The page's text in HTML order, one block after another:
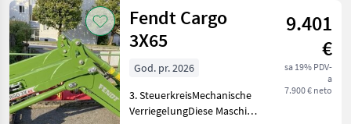
Prikaži
sve
(40)
MARKETPLACE
Marketplace
Ponude
trgovaca
Mali
oglasi
Fendt Cargo
3X65
9.401
€
sa 19% PDV-
a
7.900 € neto
God. pr. 2026
3. SteuerkreisMechanische
VerriegelungDiese Maschine